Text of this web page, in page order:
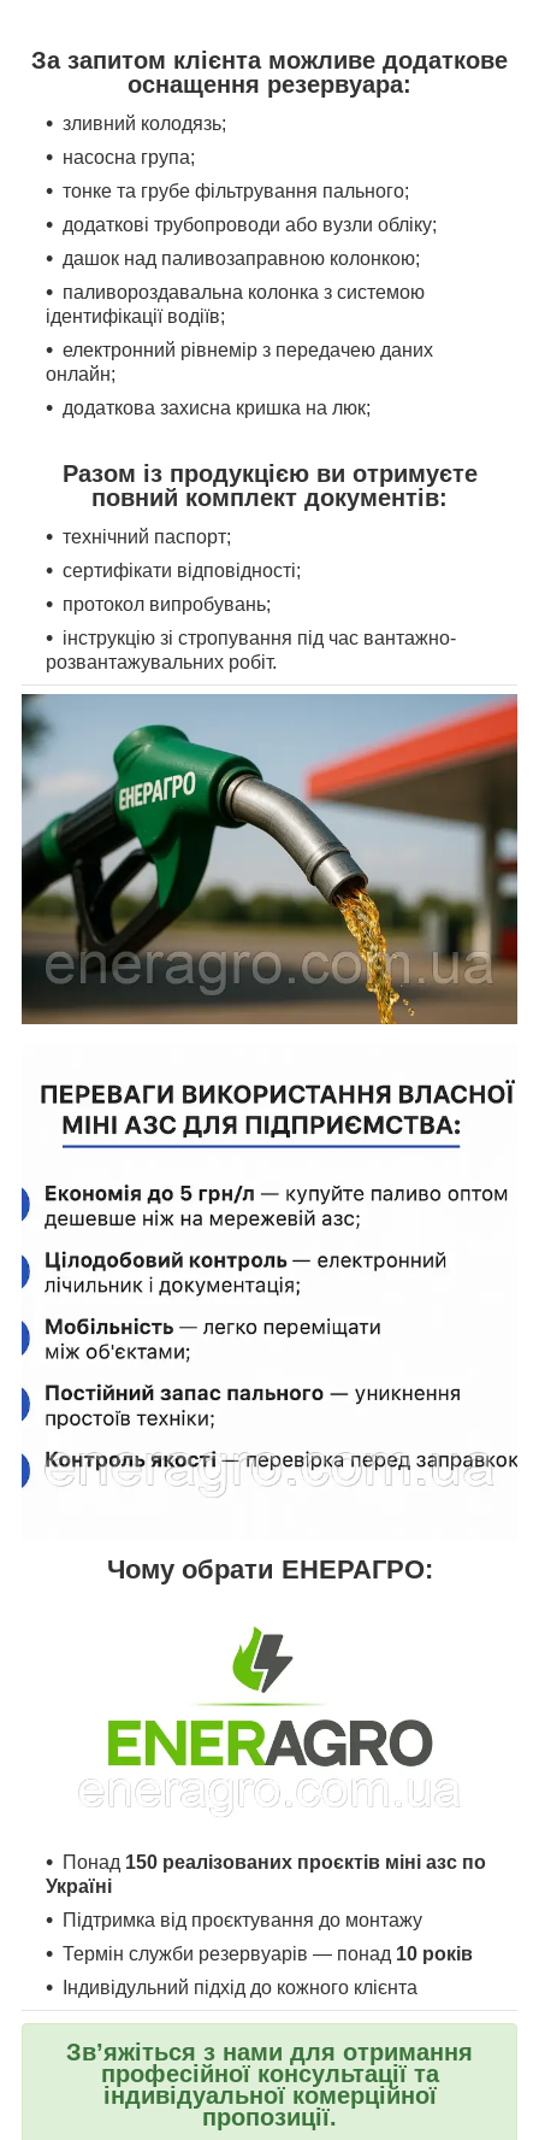
За запитом клієнта можливе додаткове
оснащення резервуара:
зливний колодязь;
насосна група;
тонке та грубе фільтрування пального;
додаткові трубопроводи або вузли обліку;
дашок над паливозаправною колонкою;
паливороздавальна колонка з системою
ідентифікації водіїв;
електронний рівнемір з передачею даних
онлайн;
додаткова захисна кришка на люк;
Разом із продукцією ви отримуєте
повний комплект документів:
технічний паспорт;
сертифікати відповідності;
протокол випробувань;
інструкцію зі стропування під час вантажно-
розвантажувальних робіт.
Чому обрати ЕНЕРАГРО:
Понад 150 реалізованих проєктів міні азс по
Україні
Підтримка від проєктування до монтажу
Термін служби резервуарів — понад 10 років
Індивідульний підхід до кожного клієнта
Зв’яжіться з нами для отримання
професійної консультації та
індивідуальної комерційної
пропозиції.